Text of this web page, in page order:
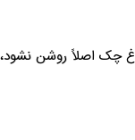
چک اصلاً روشن